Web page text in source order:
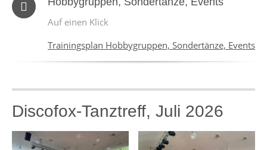
Auf einen Klick
Trainingsplan Hobbygruppen, Sondertänze, Events
Discofox-Tanztreff, Juli 2026